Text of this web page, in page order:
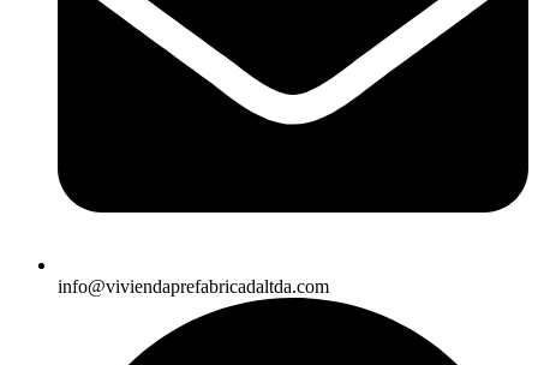
info@viviendaprefabricadaltda.com